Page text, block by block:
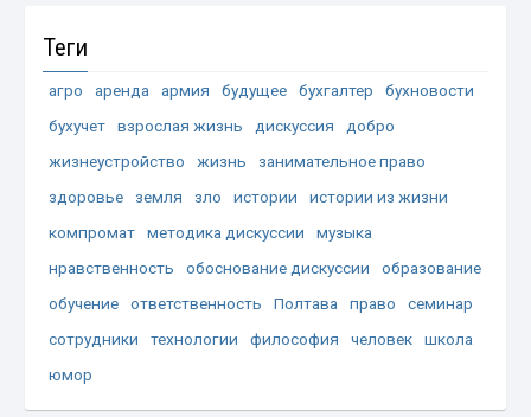
Теги
агро аренда армия будущее бухгалтер
бухновости
бухучет
взрослая жизнь дискуссия
добро
жизнеустройство
жизнь
занимательное право
здоровье
земля зло истории
истории из жизни
компромат
методика дискуссии
музыка
нравственность
обоснование дискуссии
образование
обучение
ответственность Полтава право
семинар
сотрудники
технологии философия человек
школа
юмор